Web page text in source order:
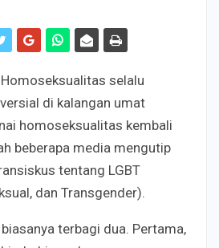
selalu
di kalangan umat
homoseksualitas kembali
beberapa media mengutip
tentang LGBT
dan Transgender).
terbagi dua. Pertama,